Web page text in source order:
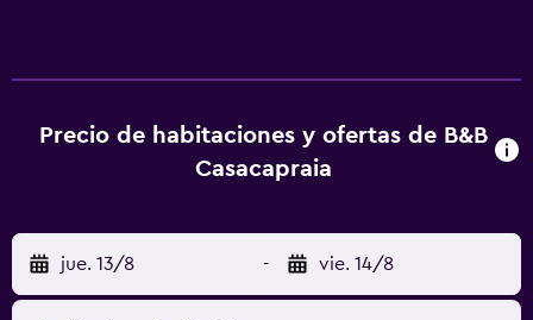
internacional de Nápoles) está a 108 km.
Precio de habitaciones y ofertas de B&B
Casacapraia
jue. 13/8 - vie. 14/8